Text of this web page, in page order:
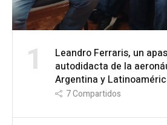
1
Leandro Ferraris, un
autodidacta de la
Argentina y
7Compartidos